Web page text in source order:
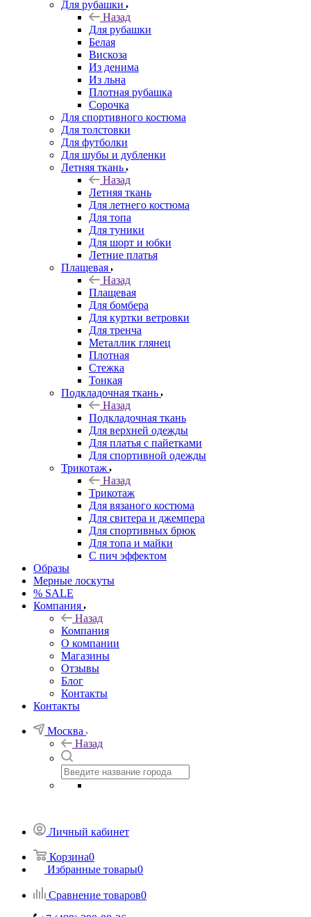
Для рубашки
Назад
Для рубашки
Белая
Вискоза
Из денима
Из льна
Плотная рубашка
Сорочка
Для спортивного костюма
Для толстовки
Для футболки
Для шубы и дубленки
Летняя ткань
Назад
Летняя ткань
Для летнего костюма
Для топа
Для туники
Для шорт и юбки
Летние платья
Плащевая
Назад
Плащевая
Для бомбера
Для куртки ветровки
Для тренча
Металлик глянец
Плотная
Стежка
Тонкая
Подкладочная ткань
Назад
Подкладочная ткань
Для верхней одежды
Для платья с пайетками
Для спортивной одежды
Трикотаж
Назад
Трикотаж
Для вязаного костюма
Для свитера и джемпера
Для спортивных брюк
Для топа и майки
С пич эффектом
Образы
Мерные лоскуты
% SALE
Компания
Назад
Компания
О компании
Магазины
Отзывы
Блог
Контакты
Контакты
Москва
Назад
Личный кабинет
Корзина0
Избранные товары0
Сравнение товаров0